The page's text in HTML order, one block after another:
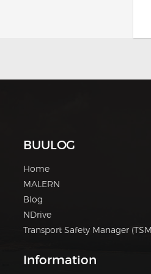
BUULOG
Home
MALERN
Blog
NDrive
Transport Safety Manager
Information